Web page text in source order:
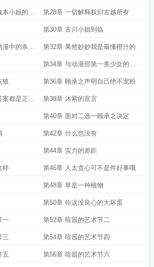
本小姐的美 第28章 一切解释权归古越所有
第30章 古川小姐到临
漫中的杀必 第32章 果然妙妙我是最懂橙汁的
第34章 与动漫部第一美少女的初
见
狼 第36章 顾承之声明自己绝不宠粉
案都是正确 第38章 沐紫的宣言
第40章 面对二选一顾承之决定
第42章 什么也没有
第44章 实力的差距
样 第46章 人太贪心可不是件好事哦
第48章 草是一种植物
第50章 你这没良心的大坏蛋
一 第52章 喧嚣的艺术节二
三 第54章 喧嚣的艺术节四
五 第56章 喧嚣的艺术节六